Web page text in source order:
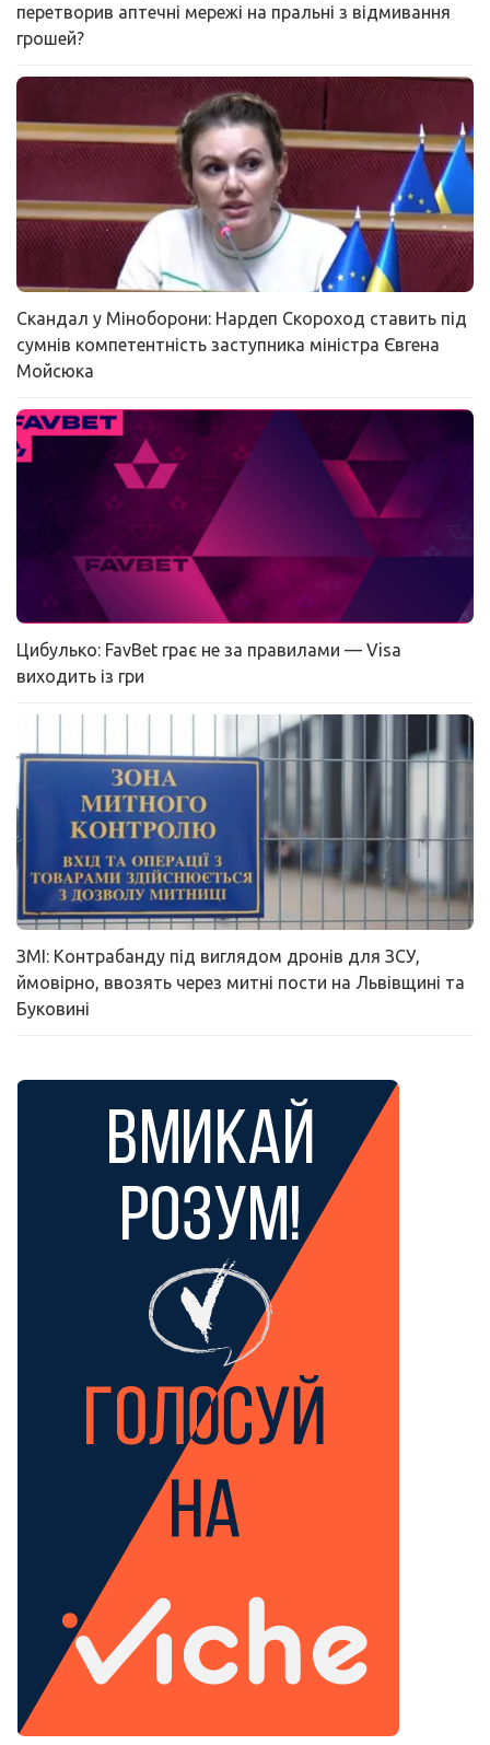
перетворив аптечні мережі на пральні з відмивання
грошей?
Скандал у Міноборони: Нардеп Скороход ставить під
сумнів компетентність заступника міністра Євгена
Мойсюка
Цибулько: FavBet грає не за правилами — Visa
виходить із гри
ЗМІ: Контрабанду під виглядом дронів для ЗСУ,
ймовірно, ввозять через митні пости на Львівщині та
Буковині